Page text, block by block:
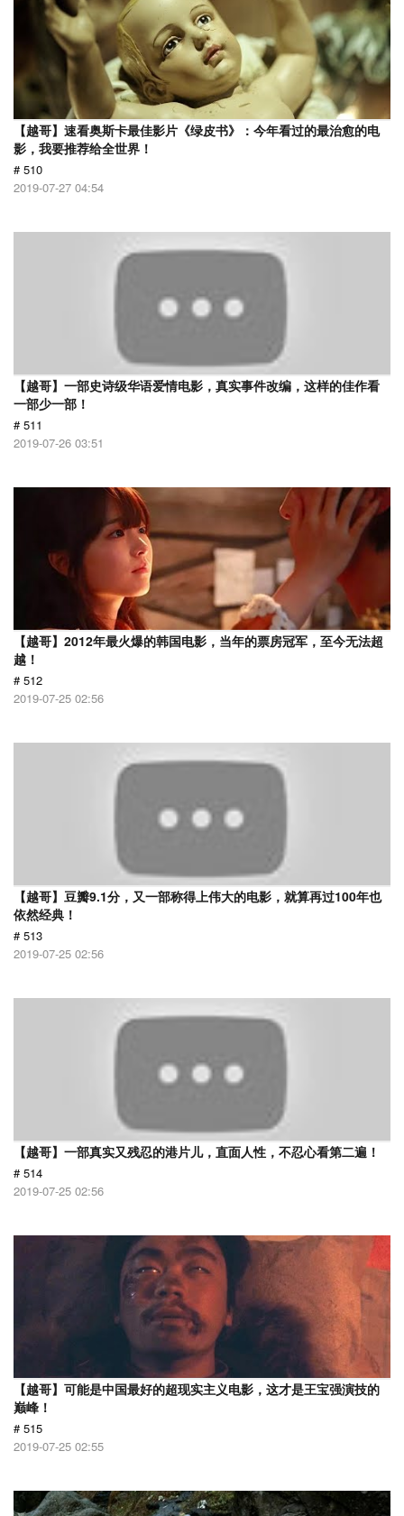
【越哥】速看奥斯卡最佳影片《绿皮书》：今年看过的最治愈的电
影，我要推荐给全世界！
# 510
2019-07-27 04:54
【越哥】一部史诗级华语爱情电影，真实事件改编，这样的佳作看
一部少一部！
# 511
2019-07-26 03:51
【越哥】2012年最火爆的韩国电影，当年的票房冠军，至今无法超
越！
# 512
2019-07-25 02:56
【越哥】豆瓣9.1分，又一部称得上伟大的电影，就算再过100年也
依然经典！
# 513
2019-07-25 02:56
【越哥】一部真实又残忍的港片儿，直面人性，不忍心看第二遍！
# 514
2019-07-25 02:56
【越哥】可能是中国最好的超现实主义电影，这才是王宝强演技的
巅峰！
# 515
2019-07-25 02:55